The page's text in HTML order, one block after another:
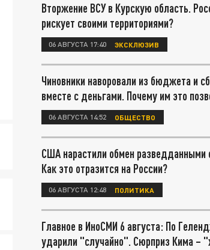
Вторжение ВСУ в Курскую область.
рискует своими территориями?
06 АВГУСТА 17:40 ЭКСКЛЮЗИВ
Чиновники наворовали из бюджета и
вместе с деньгами. Почему им это
06 АВГУСТА 14:52 ОБЩЕСТВО
США нарастили обмен разведданными
Как это отразится на России?
06 АВГУСТА 12:48 ПОЛИТИКА
Главное в ИноСМИ 6 августа: По
ударили "случайно". Сюрприз Кима –